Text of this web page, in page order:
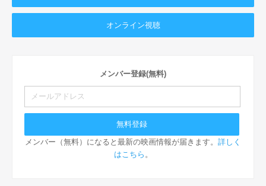
オンライン視聴
メンバー登録(無料)
メンバー（無料）になると最新の映画情報が届きます。 詳しく
はこちら 。